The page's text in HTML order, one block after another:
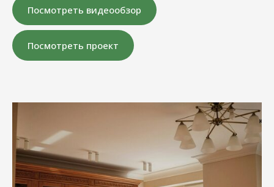
Посмотреть видеообзор
Посмотреть проект